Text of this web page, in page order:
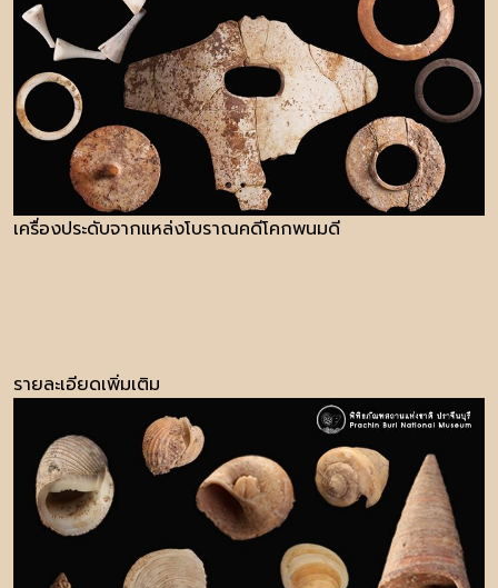
เครื่องประดับจากแหล่งโบราณคดีโคกพนมดี
รายละเอียดเพิ่มเติม